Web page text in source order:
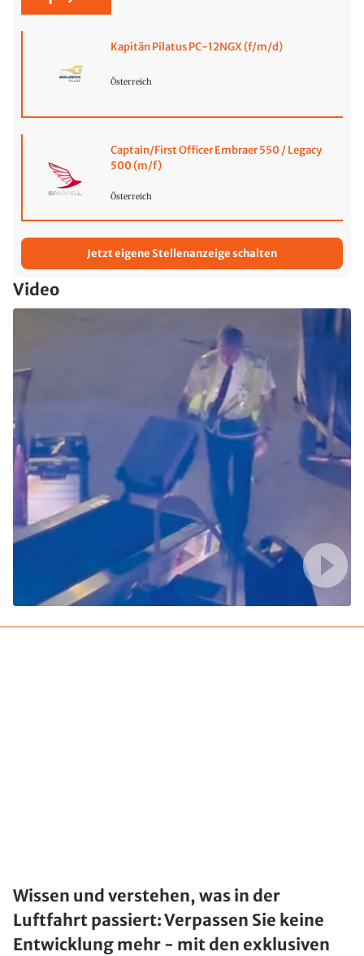
Kapitän Pilatus PC-12NGX (f/m/d)
Österreich
Captain/First Officer Embraer 550 / Legacy
500 (m/f)
Österreich
Jetzt eigene Stellenanzeige schalten
Video
Wissen und verstehen, was in der
Luftfahrt passiert: Verpassen Sie keine
Entwicklung mehr - mit den exklusiven